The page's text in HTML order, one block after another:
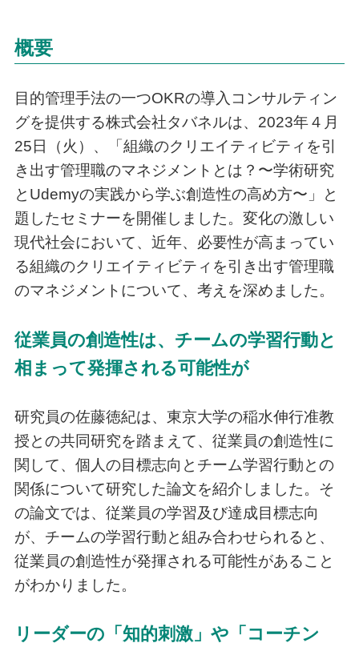
概要
目的管理手法の一つOKRの導入コンサルティン
グを提供する株式会社タバネルは、2023年４月
25日（火）、「組織のクリエイティビティを引
き出す管理職のマネジメントとは？〜学術研究
とUdemyの実践から学ぶ創造性の高め方〜」と
題したセミナーを開催しました。変化の激しい
現代社会において、近年、必要性が高まってい
る組織のクリエイティビティを引き出す管理職
のマネジメントについて、考えを深めました。
従業員の創造性は、チームの学習行動と
相まって発揮される可能性が
研究員の佐藤徳紀は、東京大学の稲水伸行准教
授との共同研究を踏まえて、従業員の創造性に
関して、個人の目標志向とチーム学習行動との
関係について研究した論文を紹介しました。そ
の論文では、従業員の学習及び達成目標志向
が、チームの学習行動と組み合わせられると、
従業員の創造性が発揮される可能性があること
がわかりました。
リーダーの「知的刺激」や「コーチン